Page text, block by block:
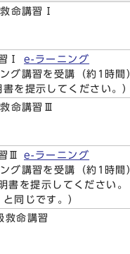
命講習Ⅰ
習Ⅰe-ラーニング
グ講習を受講（約1時間
を提示してください。）
命講習Ⅲ
習Ⅲe-ラーニング
グ講習を受講（約1時間
書を提示してください。
同じです。）
救命講習